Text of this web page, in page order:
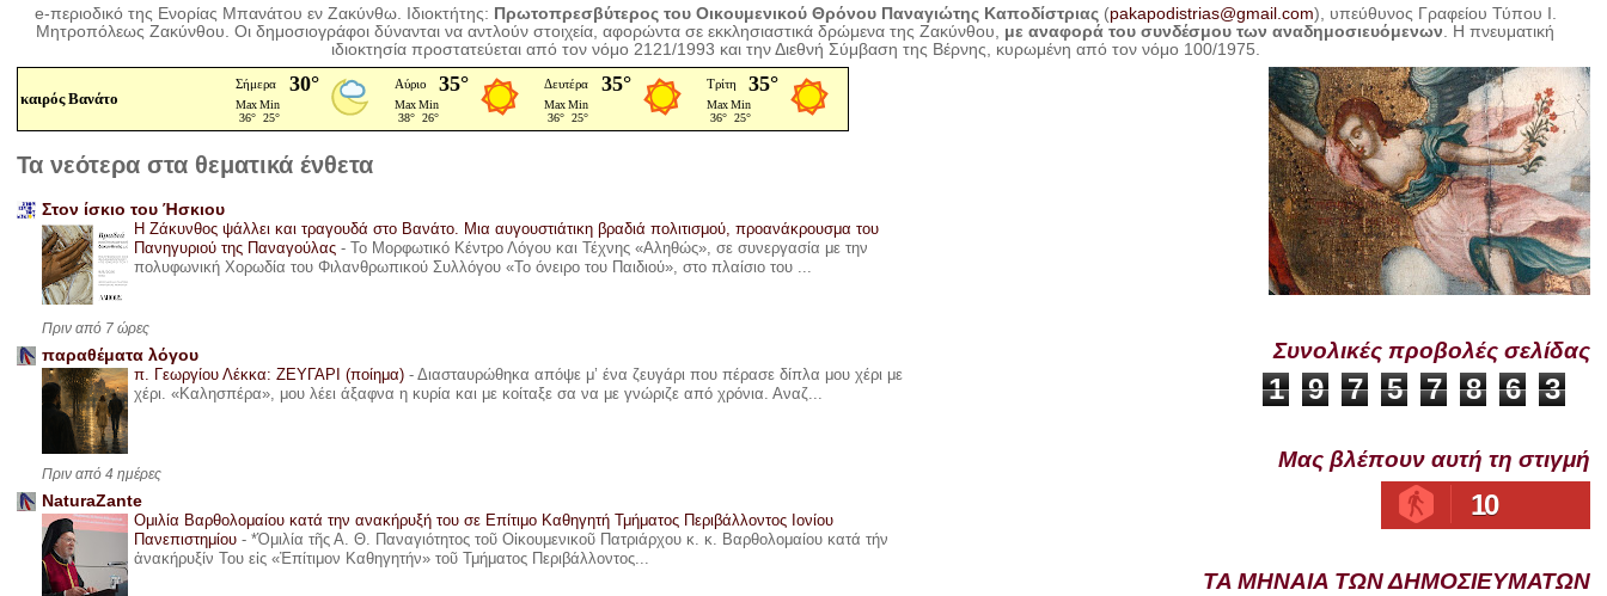
e-περιοδικό της Ενορίας Μπανάτου εν Ζακύνθω. Ιδιοκτήτης: Πρωτοπρεσβύτερος του Οικουμενικού Θρόνου Παναγιώτης Καποδίστριας (pakapodistrias@gmail.com), υπεύθυνος Γραφείου Τύπου Ι.
Μητροπόλεως Ζακύνθου.Οι δημοσιογράφοι δύνανται να αντλούν στοιχεία, αφορώντα σε εκκλησιαστικά δρώμενα της Ζακύνθου, με αναφορά του συνδέσμου των αναδημοσιευόμενων . Ηπνευματική
ιδιοκτησία προστατεύεται από τον νόμο 2121/1993 και την Διεθνή Σύμβαση της Βέρνης, κυρωμένη από τον νόμο 100/1975.
καιρός Βανάτο
Τα νεότερα στα θεματικά ένθετα
Στον ίσκιο του Ήσκιου
Η Ζάκυνθος ψάλλει και τραγουδά στο Βανάτο. Μια αυγουστιάτικη βραδιά πολιτισμού, προανάκρουσμα του
Πανηγυριού της Παναγούλας - Το Μορφωτικό Κέντρο Λόγου και Τέχνης «Αληθώς», σε συνεργασία με την
πολυφωνική Χορωδία του Φιλανθρωπικού Συλλόγου «Το όνειρο του Παιδιού», στο πλαίσιο του ...
Πριν από 7 ώρες
παραθέματα λόγου
π. Γεωργίου Λέκκα: ΖΕΥΓΑΡΙ (ποίημα) - Διασταυρώθηκα απόψε μ’ ένα ζευγάρι που πέρασε δίπλα μου χέρι με
χέρι. «Καλησπέρα», μου λέει άξαφνα η κυρία και με κοίταξε σα να με γνώριζε από χρόνια. Αναζ...
Πριν από 4 ημέρες
NaturaZante
Ομιλία Βαρθολομαίου κατά την ανακήρυξή του σε Επίτιμο Καθηγητή Τμήματος Περιβάλλοντος Ιονίου
Πανεπιστημίου - *Ὁμιλία τῆς Α. Θ. Παναγιότητος τοῦ Οἰκουμενικοῦ Πατριάρχου κ. κ. Βαρθολομαίου κατά τήν
ἀνακήρυξίν Του εἰς «Ἐπίτιμον Καθηγητήν» τοῦ Τμήματος Περιβάλλοντος...
Συνολικές προβολές σελίδας
1 9 7 5 7 8 6 3
Μας βλέπουν αυτή τη στιγμή
10
ΤΑ ΜΗΝΑΙΑ ΤΩΝ ΔΗΜΟΣΙΕΥΜΑΤΩΝ